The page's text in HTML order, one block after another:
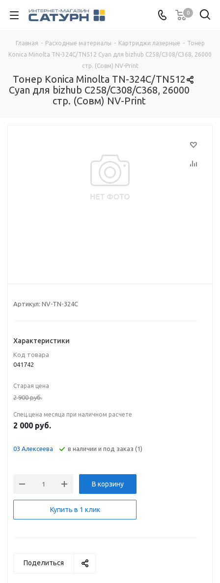
0
Главная - Расходные материалы - Картриджи лазерные - Тонер
Konica Minolta TN-324C/TN512 Cyan для bizhub C258/C308/C368, 26000
стр. (Совм) NV-Print
Тонер Konica Minolta TN-324C/TN512
Cyan для bizhub C258/C308/C368, 26000
стр. (Совм) NV-Print
Артикул: NV-TN-324C
Характеристики
Код товара
041742
Старая цена
2 900руб.
Спец.цена месяца при наличном расчете
2 000 руб.
03 Алексеева В наличии и под заказ (1)
В корзину
Купить в 1 клик
Поделиться